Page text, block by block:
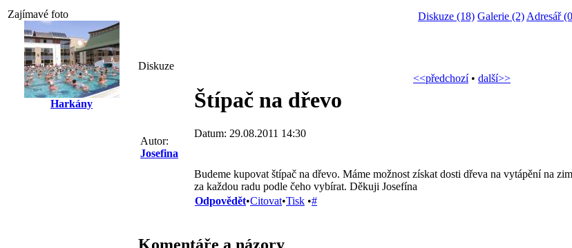
Zajímavé foto
Harkány
Diskuze (18) Galerie (2) Adresář
Diskuze
<<předchozí• další>>
Autor:
Josefina
Štípač na dřevo
Datum: 29.08.2011 14:30
Budeme kupovat štípač na dřevo. Máme možnost získat dosti dřeva na vytápění na
za každou radu podle čeho vybírat. Děkuji Josefína
Odpovědět•Citovat•Tisk •#